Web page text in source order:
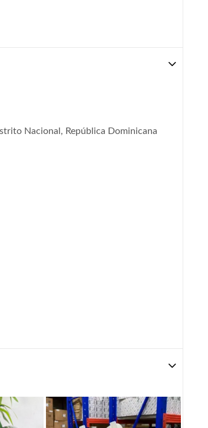
Nacional, República Dominicana